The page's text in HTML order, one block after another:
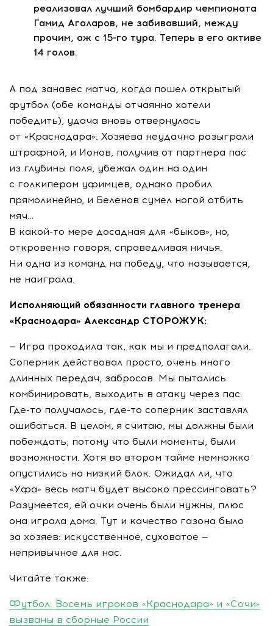
реализовал лучший бомбардир чемпионата
Гамид Агаларов, не забивавший, между
прочим, аж с 15-го тура. Теперь в его активе
14 голов.
А под занавес матча, когда пошел открытый
футбол (обе команды отчаянно хотели
победить), удача вновь отвернулась
от «Краснодара». Хозяева неудачно разыграли
штрафной, и Ионов, получив от партнера пас
из глубины поля, убежал один на один
с голкипером уфимцев, однако пробил
прямолинейно, и Беленов сумел ногой отбить
мяч…
В какой-то мере досадная для «быков», но,
откровенно говоря, справедливая ничья.
Ни одна из команд на победу, что называется,
не наиграла.
Исполняющий обязанности главного тренера
«Краснодара» Александр СТОРОЖУК:
— Игра проходила так, как мы и предполагали.
Соперник действовал просто, очень много
длинных передач, забросов. Мы пытались
комбинировать, выходить в атаку через пас.
Где-то получалось, где-то соперник заставлял
ошибаться. В целом, я считаю, мы должны были
побеждать, потому что были моменты, были
возможности. Хотя во втором тайме немножко
опустились на низкий блок. Ожидал ли, что
«Уфа» весь матч будет высоко прессинговать?
Разумеется, ей очки очень были нужны, плюс
она играла дома. Тут и качество газона было
за хозяев: искусственное, суховатое —
непривычное для нас.
Читайте также:
Футбол: Восемь игроков «Краснодара» и «Сочи»
вызваны в сборные России